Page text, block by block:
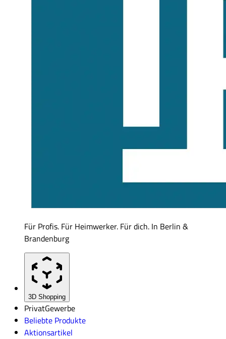
Für Profis. Für Heimwerker. Für dich. In Berlin &
Brandenburg
3D Shopping
PrivatGewerbe
Beliebte Produkte
Aktionsartikel